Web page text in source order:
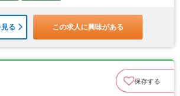
る この求人に興味がある
保存する